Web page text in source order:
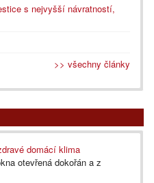
s nejvyšší návratností,
>> všechny články
domácí klima
otevřená dokořán a z